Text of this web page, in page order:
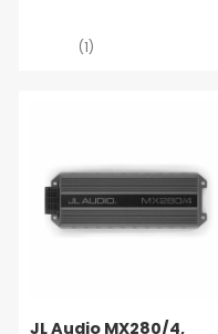
(1)
JL Audio MX280/4,